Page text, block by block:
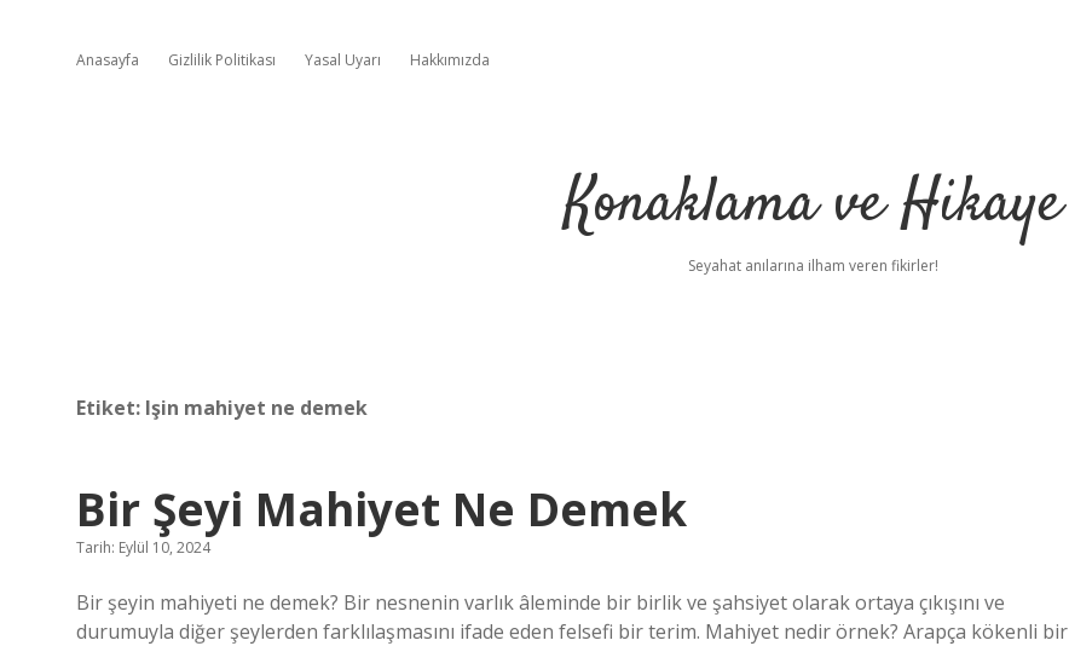
Anasayfa Gizlilik Politikası Yasal Uyarı Hakkımızda
Konaklama ve Hikaye
Seyahat anılarına ilham veren fikirler!
Etiket: Işin mahiyet ne demek
Bir Şeyi Mahiyet Ne Demek
Tarih: Eylül 10, 2024
Bir şeyin mahiyeti ne demek? Bir nesnenin varlık âleminde bir birlik ve şahsiyet olarak ortaya çıkışını ve
durumuyla diğer şeylerden farklılaşmasını ifade eden felsefi bir terim. Mahiyet nedir örnek? Arapça kökenli bir